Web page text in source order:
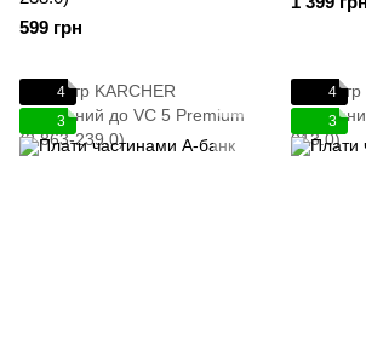
599 грн
4
3
4
3